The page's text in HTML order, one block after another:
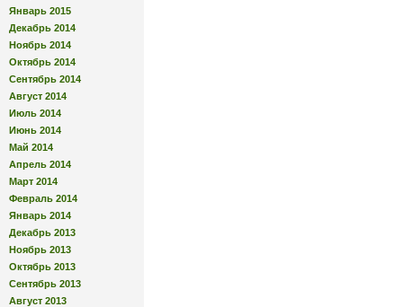
Январь 2015
Декабрь 2014
Ноябрь 2014
Октябрь 2014
Сентябрь 2014
Август 2014
Июль 2014
Июнь 2014
Май 2014
Апрель 2014
Март 2014
Февраль 2014
Январь 2014
Декабрь 2013
Ноябрь 2013
Октябрь 2013
Сентябрь 2013
Август 2013